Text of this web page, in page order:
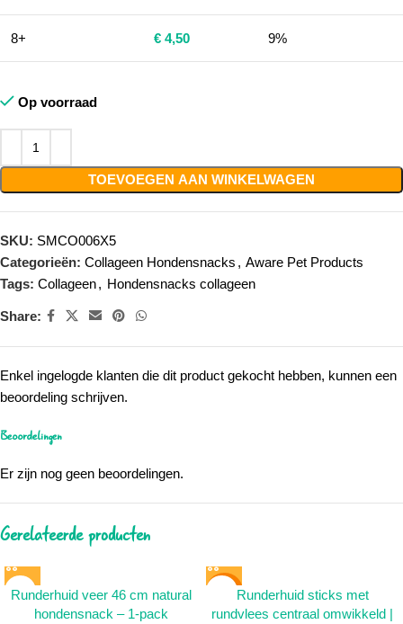
8+ € 4,50 9%
Op voorraad
TOEVOEGEN AAN WINKELWAGEN
SKU: SMCO006X5
Categorieën: Collageen Hondensnacks , Aware Pet Products
Tags: Collageen, Hondensnacks collageen
Share:
Beoordelingen
Er zijn nog geen beoordelingen.
Enkel ingelogde klanten die dit product gekocht hebben, kunnen een
beoordeling schrijven.
Gerelateerde producten
Runderhuid veer 46 cm natural
hondensnack – 1-pack
Runderhuid sticks met
rundvlees centraal omwikkeld |